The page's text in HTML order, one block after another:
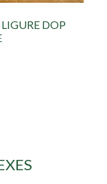
DOP